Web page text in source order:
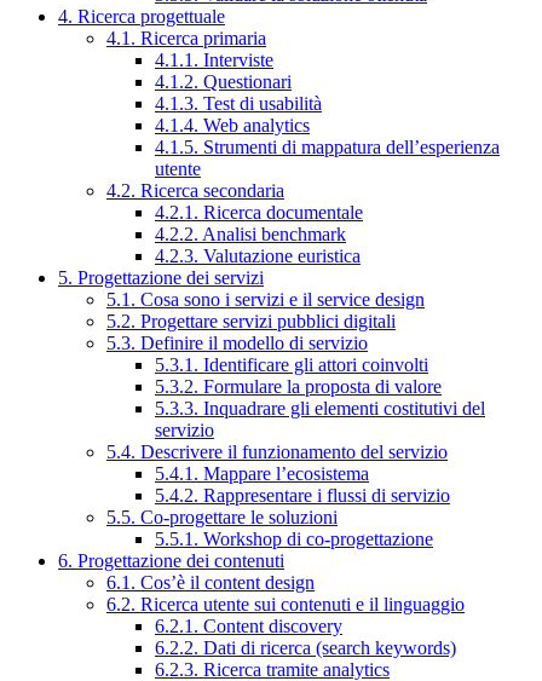
4. Ricerca progettuale
4.1. Ricerca primaria
4.1.1. Interviste
4.1.2. Questionari
4.1.3. Test di usabilità
4.1.4. Web analytics
4.1.5. Strumenti di mappatura dell’esperienza
utente
4.2. Ricerca secondaria
4.2.1. Ricerca documentale
4.2.2. Analisi benchmark
4.2.3. Valutazione euristica
5. Progettazione dei servizi
5.1. Cosa sono i servizi e il service design
5.2. Progettare servizi pubblici digitali
5.3. Definire il modello di servizio
5.3.1. Identificare gli attori coinvolti
5.3.2. Formulare la proposta di valore
5.3.3. Inquadrare gli elementi costitutivi del
servizio
5.4. Descrivere il funzionamento del servizio
5.4.1. Mappare l’ecosistema
5.4.2. Rappresentare i flussi di servizio
5.5. Co-progettare le soluzioni
5.5.1. Workshop di co-progettazione
6. Progettazione dei contenuti
6.1. Cos’è il content design
6.2. Ricerca utente sui contenuti e il linguaggio
6.2.1. Content discovery
6.2.2. Dati di ricerca (search keywords)
6.2.3. Ricerca tramite analytics